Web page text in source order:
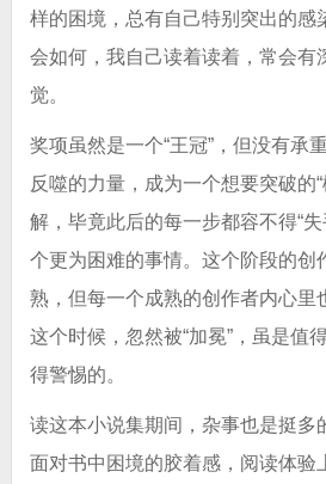
样的困境，总有自己特别突出的感
会如何，我自己读着读着，常会有
觉。
奖项虽然是一个“王冠”，但没有承
反噬的力量，成为一个想要突破的
解，毕竟此后的每一步都容不得“
个更为困难的事情。这个阶段的创
熟，但每一个成熟的创作者内心里
这个时候，忽然被“加冕”，虽是值
得警惕的。
读这本小说集期间，杂事也是挺多
面对书中困境的胶着感，阅读体验